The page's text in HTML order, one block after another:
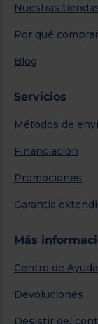
Nuestras
Por qué
Blog
Servicios
Métodos de
Financiación
Promociones
Garantía
Más
Centro de Ayuda
Devoluciones
Desistir del